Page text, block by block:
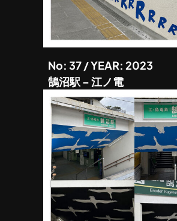
No: 37 / YEAR: 2023
鵠沼駅 – 江ノ電